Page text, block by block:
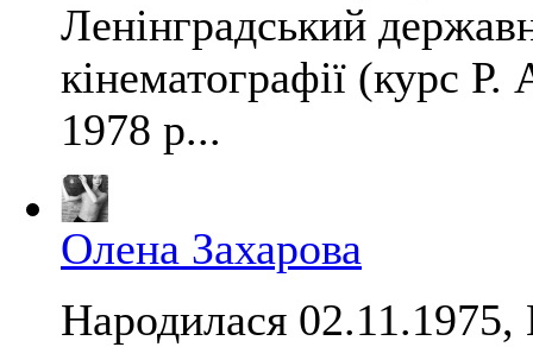
Ленінградський
кінематографії (курс
1978 р...
Олена Захарова
Народилася